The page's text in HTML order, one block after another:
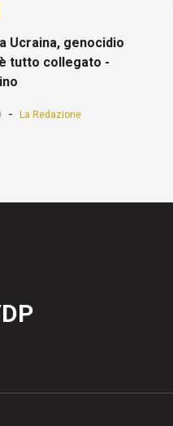
Ucraina, genocidio
tutto collegato -
- La Redazione